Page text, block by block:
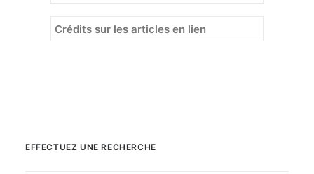
Crédits sur les articles en lien
EFFECTUEZ UNE RECHERCHE